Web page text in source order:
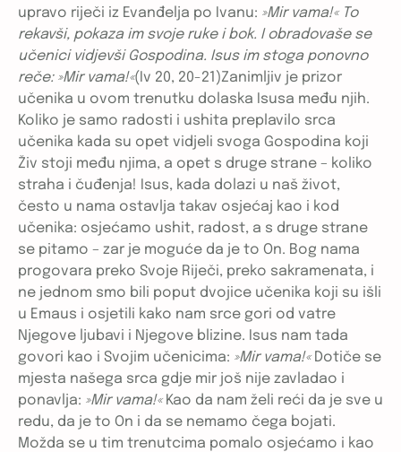
upravo riječi iz Evanđelja po Ivanu: »Mir vama!« To
rekavši, pokaza im svoje ruke i bok. I obradovaše se
učenici vidjevši Gospodina. Isus im stoga ponovno
reče: »Mir vama!«(Iv 20, 20-21)Zanimljiv je prizor
učenika u ovom trenutku dolaska Isusa među njih.
Koliko je samo radosti i ushita preplavilo srca
učenika kada su opet vidjeli svoga Gospodina koji
Živ stoji među njima, a opet s druge strane – koliko
straha i čuđenja! Isus, kada dolazi u naš život,
često u nama ostavlja takav osjećaj kao i kod
učenika: osjećamo ushit, radost, a s druge strane
se pitamo – zar je moguće da je to On. Bog nama
progovara preko Svoje Riječi, preko sakramenata, i
ne jednom smo bili poput dvojice učenika koji su išli
u Emaus i osjetili kako nam srce gori od vatre
Njegove ljubavi i Njegove blizine. Isus nam tada
govori kao i Svojim učenicima: »Mir vama!« Dotiče se
mjesta našega srca gdje mir još nije zavladao i
ponavlja: »Mir vama!« Kao da nam želi reći da je sve u
redu, da je to On i da se nemamo čega bojati.
Možda se u tim trenutcima pomalo osjećamo i kao